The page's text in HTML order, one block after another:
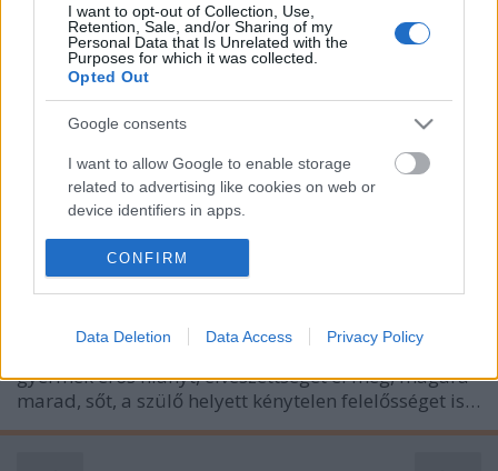
I want to opt-out of Collection, Use,
Retention, Sale, and/or Sharing of my
Personal Data that Is Unrelated with the
Purposes for which it was collected.
Opted Out
Google consents
I want to allow Google to enable storage
related to advertising like cookies on web or
device identifiers in apps.
I want to allow my user data to be sent to
Google for online advertising purposes.
I want to allow Google to send me
personalized advertising.
I want to allow Google to enable storage
related to analytics like cookies on web or
device identifiers in apps.
CONFIRM
Data Deletion Data Access Privacy Policy
„A szüleim szülője voltam!” – A szülői
szerepbe került gyerekek
maradandó sérülései
Papp Éva Mária •2016. november 14.
Az utóbbi évtizedekben gyakori jelenség, hogy a
szülők valamilyen okból kifolyólag nem tudják a
megfelelő mértékben biztosítani a gondoskodást,
figyelmet, törődést gyermekük számára. Így a
gyermek erős hiányt, elveszettséget él meg, magára
marad, sőt, a szülő helyett kénytelen felelősséget is…